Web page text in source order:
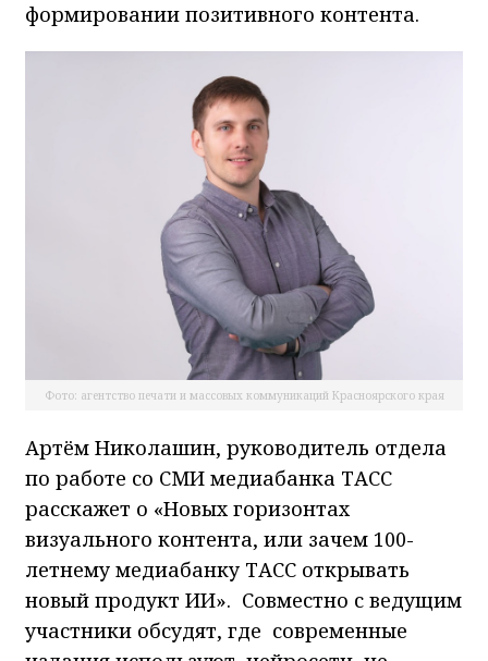
формировании позитивного контента.
Фото: агентство печати и массовых коммуникаций Красноярского края
Артём Николашин, руководитель отдела
по работе со СМИ медиабанка ТАСС
расскажет о «Новых горизонтах
визуального контента, или зачем 100-
летнему медиабанку ТАСС открывать
новый продукт ИИ». Совместно с ведущим
участники обсудят, где современные